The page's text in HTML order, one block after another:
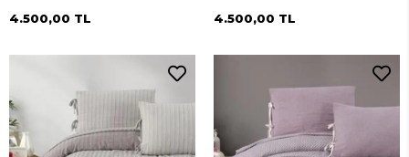
4.500,00 TL 4.500,00 TL